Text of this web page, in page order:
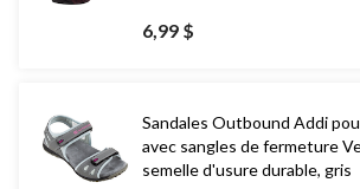
6,99 $
Sandales Outbound Addi
avec sangles de fermeture
semelle d'usure durable, gris